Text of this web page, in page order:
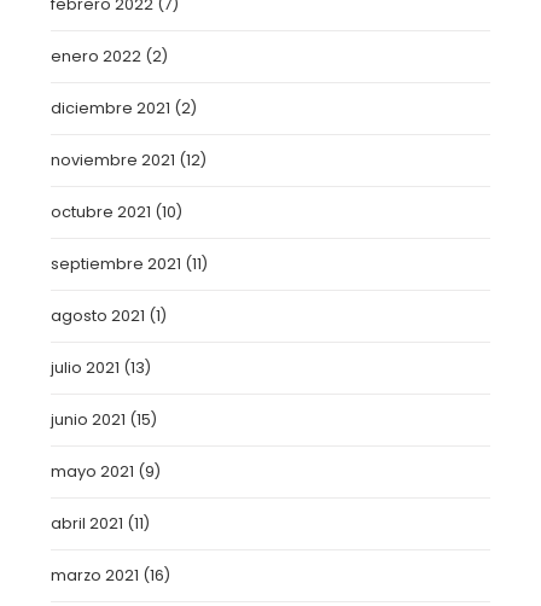
febrero 2022 (7)
enero 2022 (2)
diciembre 2021 (2)
noviembre 2021 (12)
octubre 2021 (10)
septiembre 2021 (11)
agosto 2021 (1)
julio 2021 (13)
junio 2021 (15)
mayo 2021 (9)
abril 2021 (11)
marzo 2021 (16)